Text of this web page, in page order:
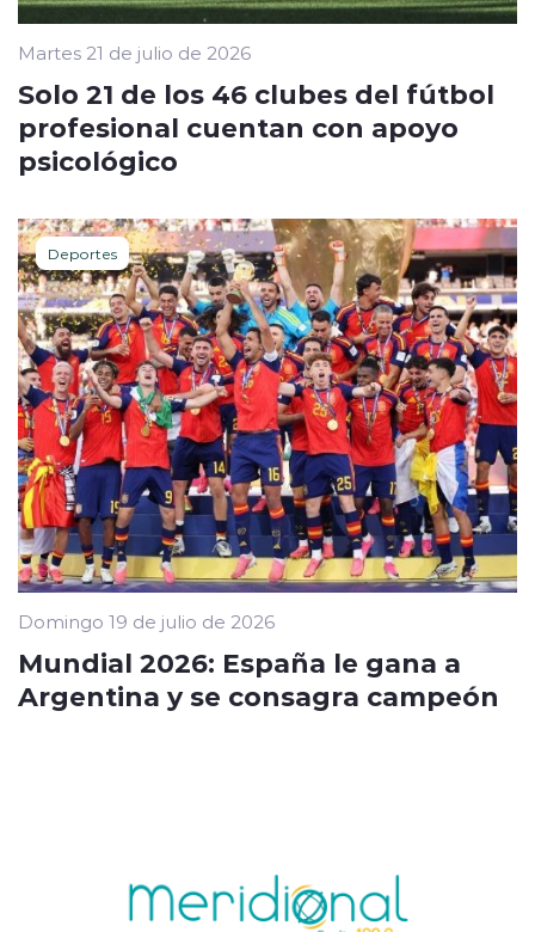
Martes 21 de julio de 2026
Solo 21 de los 46 clubes del fútbol
profesional cuentan con apoyo
psicológico
Deportes
Domingo 19 de julio de 2026
Mundial 2026: España le gana a
Argentina y se consagra campeón